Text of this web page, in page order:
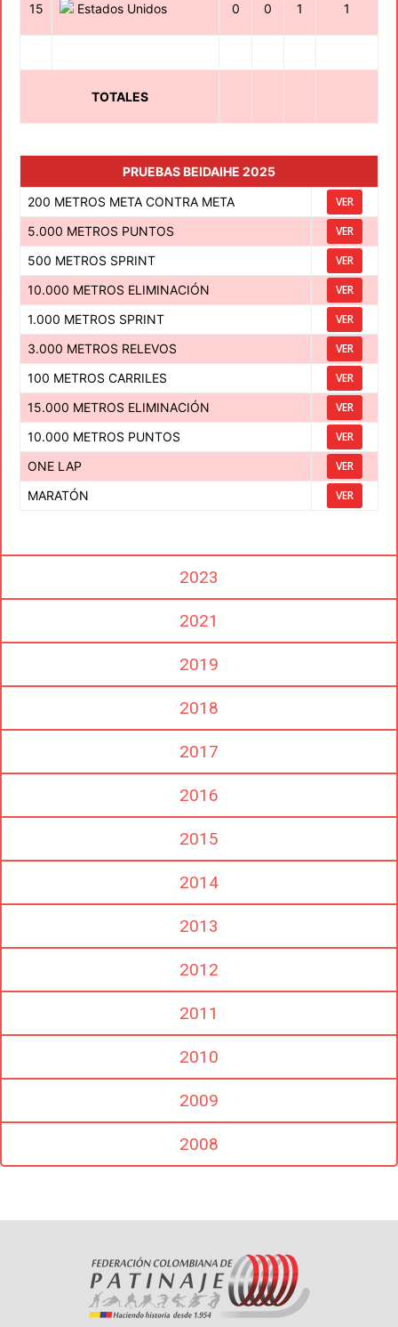
15 Estados Unidos 0 0 1 1
TOTALES
PRUEBAS BEIDAIHE 2025
200 METROS META CONTRA META
VER
5.000 METROS PUNTOS
VER
500 METROS SPRINT
VER
10.000 METROS ELIMINACIÓN
VER
1.000 METROS SPRINT
VER
3.000 METROS RELEVOS
VER
100 METROS CARRILES
VER
15.000 METROS ELIMINACIÓN
VER
10.000 METROS PUNTOS
VER
ONE LAP
VER
MARATÓN
VER
2023
2021
2019
2018
2017
2016
2015
2014
2013
2012
2011
2010
2009
2008